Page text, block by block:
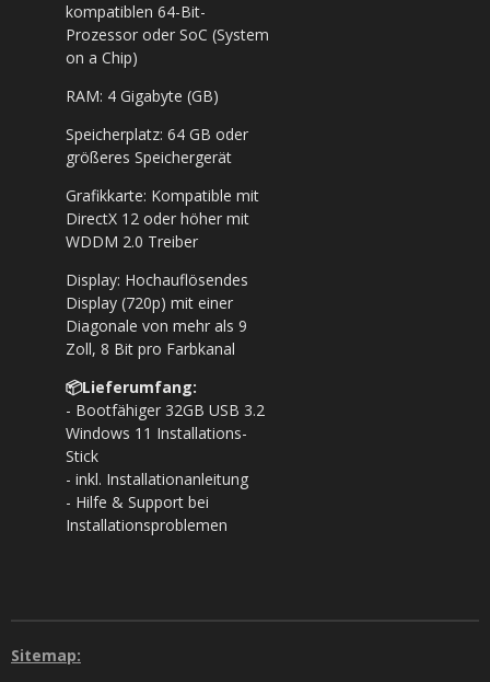
kompatiblen 64-Bit-
Prozessor oder SoC (System
on a Chip)
RAM: 4 Gigabyte (GB)
Speicherplatz: 64 GB oder
größeres Speichergerät
Grafikkarte: Kompatible mit
DirectX 12 oder höher mit
WDDM 2.0 Treiber
Display: Hochauflösendes
Display (720p) mit einer
Diagonale von mehr als 9
Zoll, 8 Bit pro Farbkanal
📦Lieferumfang:
- Bootfähiger 32GB USB 3.2
Windows 11 Installations-
Stick
- inkl. Installationanleitung
- Hilfe & Support bei
Installationsproblemen
Sitemap: